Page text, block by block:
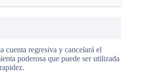
cuenta regresiva y cancelará el
poderosa que puede ser utilizada